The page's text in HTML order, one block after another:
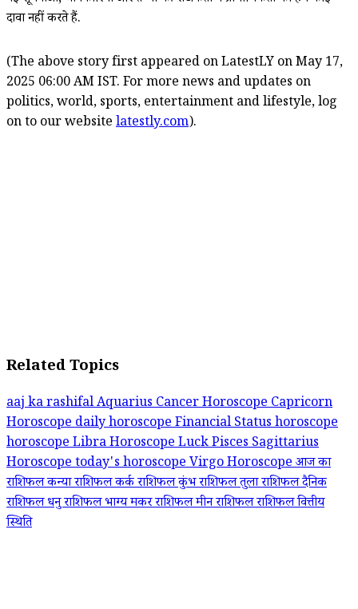
दावा नहीं करते हैं.
(The above story first appeared on LatestLY on May 17,
2025 06:00 AM IST. For more news and updates on
politics, world, sports, entertainment and lifestyle, log
on to our website latestly.com).
Related Topics
aaj ka rashifalAquariusCancer Horoscope Capricorn
Horoscopedaily horoscopeFinancial Statushoroscope
horoscope LibraHoroscope LuckPiscesSagittarius
Horoscopetoday's horoscopeVirgo Horoscopeआज का
राशिफलकन्या राशिफलकर्क राशिफलकुंभ राशिफलतुला राशिफलदैनिक
राशिफलधनु राशिफलभाग्यमकर राशिफलमीन राशिफलराशिफल वित्तीय
स्थिति